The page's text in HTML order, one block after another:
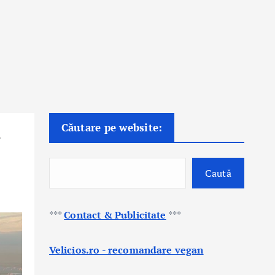
Căutare pe website:
Caută
***Contact & Publicitate ***
Velicios.ro - recomandare vegan